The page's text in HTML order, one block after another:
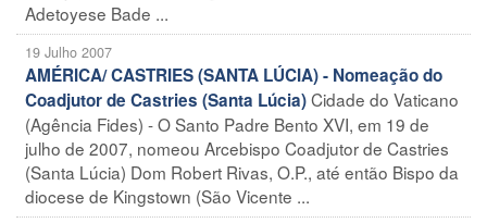
Adetoyese Bade ...
19 Julho 2007
AMÉRICA/ CASTRIES (SANTA LÚCIA) - Nomeação do
Coadjutor de Castries (Santa Lúcia)Cidade do Vaticano
(Agência Fides) - O Santo Padre Bento XVI, em 19 de
julho de 2007, nomeou Arcebispo Coadjutor de Castries
(Santa Lúcia) Dom Robert Rivas, O.P., até então Bispo da
diocese de Kingstown (São Vicente ...